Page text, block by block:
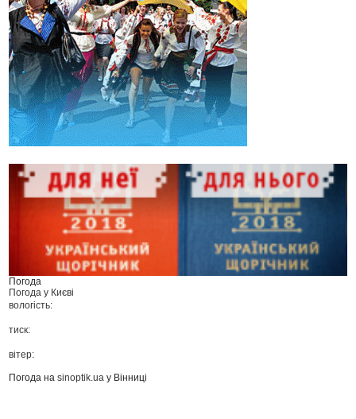
Погода
Погода у Києві
вологість:
тиск:
вітер:
Погода наsinoptik.ua у Вінниці